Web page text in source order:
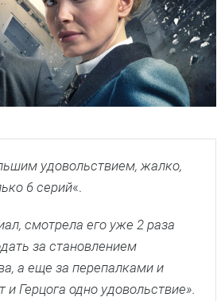
удовольствием, жалко,
6 серий«.
смотрела его уже 2 раза
за становлением
а еще за перепалками и
Герцога одно удовольствие».